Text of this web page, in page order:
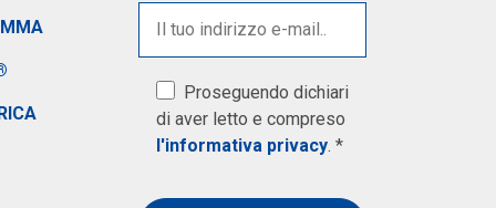
Proseguendo dichiari
di aver letto e compreso
l'informativa privacy. *